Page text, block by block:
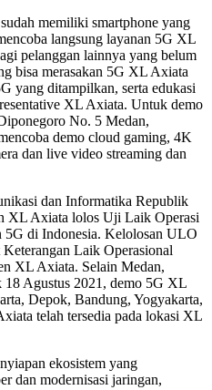
memiliki smartphone yang
langsung layanan 5G XL
pelanggan lainnya yang belum
bisa merasakan 5G XL Axiata
yang ditampilkan, serta edukasi
XL Axiata. Untuk demo
No. 5 Medan,
demo cloud gaming, 4K
dan live video streaming dan
dan Informatika Republik
XL Axiata lolos Uji Laik Operasi
di Indonesia. Kelolosan ULO
Laik Operasional
XL Axiata. Selain Medan,
18 Agustus 2021, demo 5G XL
Depok, Bandung, Yogyakarta,
telah tersedia pada lokasi XL
ekosistem yang
dan modernisasi jaringan,